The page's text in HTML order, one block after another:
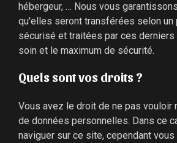
hébergeur, … Nous vous
qu'elles seront transférées selon un
sécurisé et traitées par ces derniers
soin et le maximum de sécurité.
Quels sont vos droits ?
Vous avez le droit de ne pas vouloir
de données personnelles. Dans ce
naviguer sur ce site, cependant